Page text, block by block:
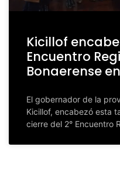
Kicillof
Encuentro
Bonaerense
El gobernador de la
Kicillof, encabezó esta
cierre del 2° Encuentro